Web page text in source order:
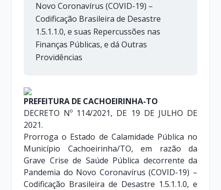
Novo Coronavírus (COVID-19) –
Codificação Brasileira de Desastre
1.5.1.1.0, e suas Repercussões nas
Finanças Públicas, e dá Outras
Providências
PREFEITURA DE CACHOEIRINHA-TO
DECRETO Nº 114/2021, DE 19 DE JULHO DE
2021.
Prorroga o Estado de Calamidade Pública no
Município Cachoeirinha/TO, em razão da
Grave Crise de Saúde Pública decorrente da
Pandemia do Novo Coronavírus (COVID-19) –
Codificação Brasileira de Desastre 1.5.1.1.0, e